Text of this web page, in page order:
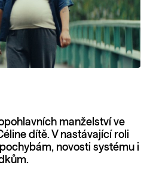
manželství ve
dítě. V nastávající roli
novosti systému i